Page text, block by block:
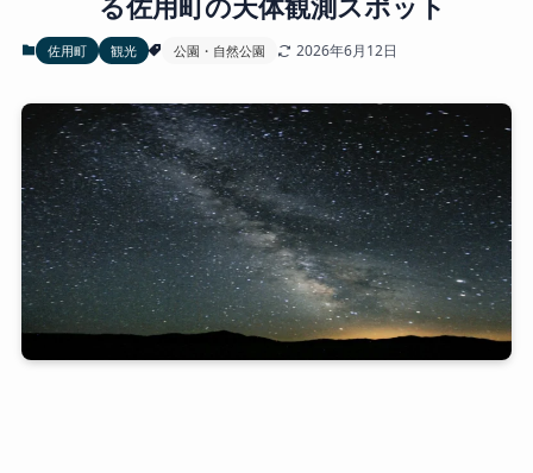
佐用町 観光 公園・自然公園 2026年6月12日